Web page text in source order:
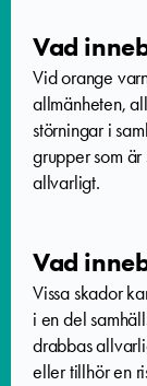
Vad
Vid orange
allmänheten,
störningar i
grupper som
allvarligt.
Vad
Vissa skador
i en del
drabbas
eller tillhör en